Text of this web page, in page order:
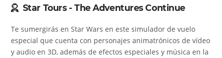
Star Tours - The Adventures Continue
Te sumergirás en Star Wars en este simulador de vuelo
especial que cuenta con personajes animatrónicos de vídeo
y audio en 3D, además de efectos especiales y música en la